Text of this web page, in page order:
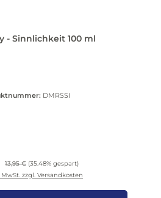
- Sinnlichkeit 100 ml
DMRSSI
Regulärer Preis:
13,95 € (35.48% gespart)
zzgl. Versandkosten